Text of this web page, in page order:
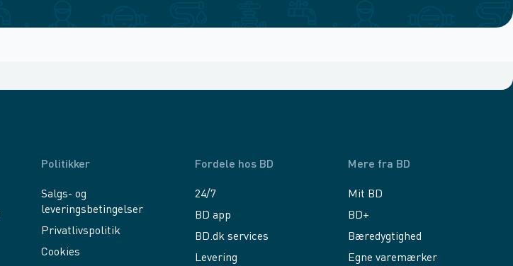
Politikker
Salgs- og
leveringsbetingelser
Privatlivspolitik
Cookies
Fordele hos BD
24/7
BD app
BD.dk services
Levering
Mere fra BD
Mit BD
BD+
Bæredygtighed
Egne varemærker